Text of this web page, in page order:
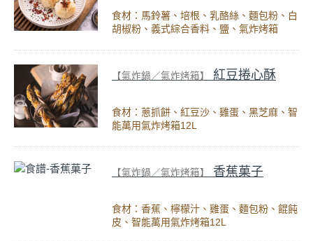
食材：馬鈴薯、培根、乳酪絲、麵包粉、白
胡椒粉、義式綜合香料、鹽、氣炸烤箱
【氣炸鍋／氣炸烤箱】 紅豆捲心酥
食材：蔥抓餅、紅豆沙、雞蛋、黑芝麻、智
能萬用氣炸烤箱12L
【氣炸鍋／氣炸烤箱】 香蕉菓子
食材：香蕉、檸檬汁、雞蛋、麵包粉、餛飩
皮、智能萬用氣炸烤箱12L